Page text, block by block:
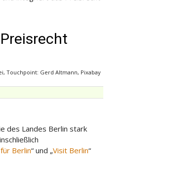
Touchpoint: Gerd Altmann, Pixabay
des Landes Berlin stark
Berlin“ und „Visit Berlin“